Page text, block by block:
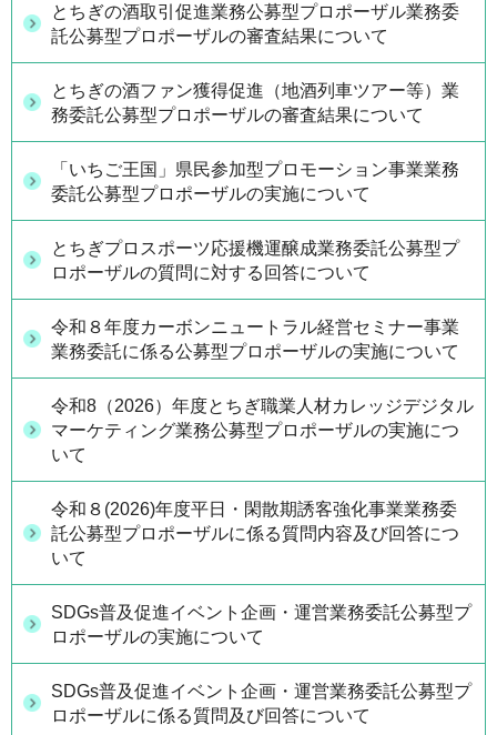
とちぎの酒取引促進業務公募型プロポーザル業務委
託公募型プロポーザルの審査結果について
とちぎの酒ファン獲得促進（地酒列車ツアー等）業
務委託公募型プロポーザルの審査結果について
「いちご王国」県民参加型プロモーション事業業務
委託公募型プロポーザルの実施について
とちぎプロスポーツ応援機運醸成業務委託公募型プ
ロポーザルの質問に対する回答について
令和８年度カーボンニュートラル経営セミナー事業
業務委託に係る公募型プロポーザルの実施について
令和8（2026）年度とちぎ職業人材カレッジデジタル
マーケティング業務公募型プロポーザルの実施につ
いて
令和８(2026)年度平日・閑散期誘客強化事業業務委
託公募型プロポーザルに係る質問内容及び回答につ
いて
SDGs普及促進イベント企画・運営業務委託公募型プ
ロポーザルの実施について
SDGs普及促進イベント企画・運営業務委託公募型プ
ロポーザルに係る質問及び回答について